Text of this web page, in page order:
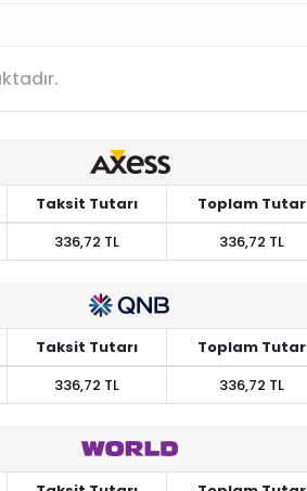
Taksit Tutarı
Toplam Tutar
336,72 TL 336,72 TL
Taksit Tutarı
Toplam Tutar
336,72 TL 336,72 TL